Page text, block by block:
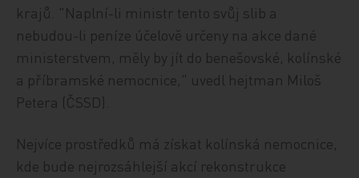
krajů. "Naplní-li ministr tento svůj slib a
nebudou-li peníze účelově určeny na akce dané
ministerstvem, měly by jít do benešovské, kolínské
a příbramské nemocnice," uvedl hejtman Miloš
Petera (ČSSD).
Nejvíce prostředků má získat kolínská nemocnice,
kde bude nejrozsáhlejší akcí rekonstrukce